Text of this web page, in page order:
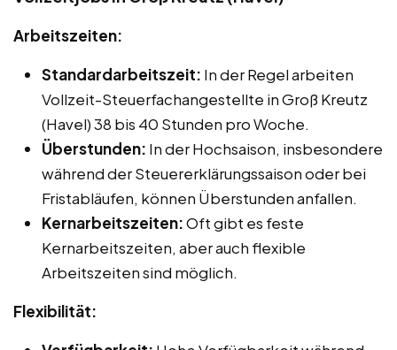
Arbeitszeiten:
Standardarbeitszeit: In der Regel arbeiten
Vollzeit-Steuerfachangestellte in Groß Kreutz
(Havel) 38 bis 40 Stunden pro Woche.
Überstunden: In der Hochsaison, insbesondere
während der Steuererklärungssaison oder bei
Fristabläufen, können Überstunden anfallen.
Kernarbeitszeiten:Oft gibt es feste
Kernarbeitszeiten, aber auch flexible
Arbeitszeiten sind möglich.
Flexibilität: